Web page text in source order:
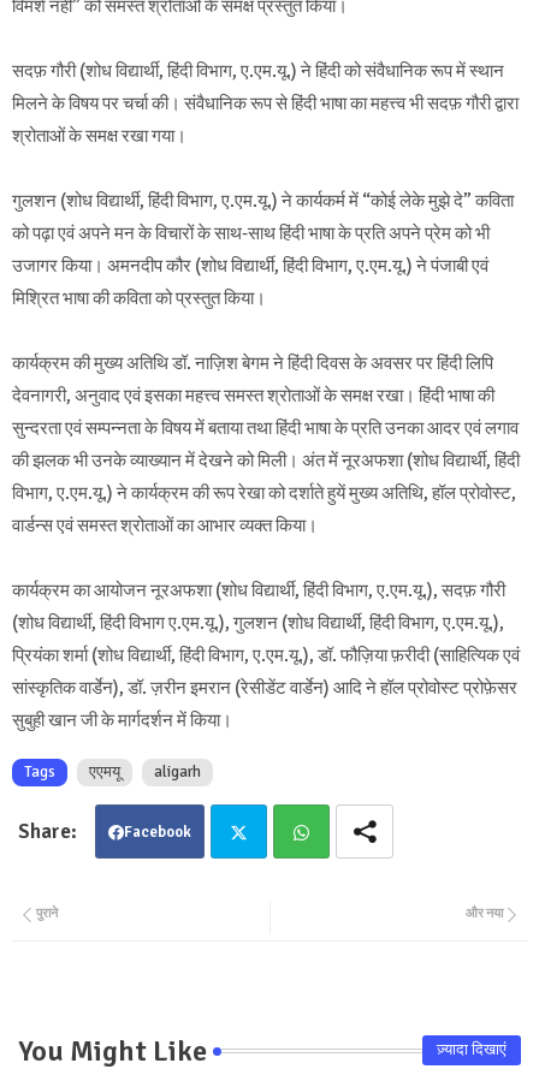
विमर्श नहीं” को समस्त श्रोताओं के समक्ष प्रस्तुत किया।
सदफ़ गौरी (शोध विद्यार्थी, हिंदी विभाग, ए.एम.यू.) ने हिंदी को संवैधानिक रूप में स्थान
मिलने के विषय पर चर्चा की। संवैधानिक रूप से हिंदी भाषा का महत्त्व भी सदफ़ गौरी द्वारा
श्रोताओं के समक्ष रखा गया।
गुलशन (शोध विद्यार्थी, हिंदी विभाग, ए.एम.यू.) ने कार्यकर्म में “कोई लेके मुझे दे” कविता
को पढ़ा एवं अपने मन के विचारों के साथ-साथ हिंदी भाषा के प्रति अपने प्रेम को भी
उजागर किया। अमनदीप कौर (शोध विद्यार्थी, हिंदी विभाग, ए.एम.यू.) ने पंजाबी एवं
मिश्रित भाषा की कविता को प्रस्तुत किया।
कार्यक्रम की मुख्य अतिथि डॉ. नाज़िश बेगम ने हिंदी दिवस के अवसर पर हिंदी लिपि
देवनागरी, अनुवाद एवं इसका महत्त्व समस्त श्रोताओं के समक्ष रखा। हिंदी भाषा की
सुन्दरता एवं सम्पन्नता के विषय में बताया तथा हिंदी भाषा के प्रति उनका आदर एवं लगाव
की झलक भी उनके व्याख्यान में देखने को मिली। अंत में नूरअफशा (शोध विद्यार्थी, हिंदी
विभाग, ए.एम.यू.) ने कार्यक्रम की रूप रेखा को दर्शाते हुयें मुख्य अतिथि, हॉल प्रोवोस्ट,
वार्डन्स एवं समस्त श्रोताओं का आभार व्यक्त किया।
कार्यक्रम का आयोजन नूरअफशा (शोध विद्यार्थी, हिंदी विभाग, ए.एम.यू.), सदफ़ गौरी
(शोध विद्यार्थी, हिंदी विभाग ए.एम.यू.), गुलशन (शोध विद्यार्थी, हिंदी विभाग, ए.एम.यू.),
प्रियंका शर्मा (शोध विद्यार्थी, हिंदी विभाग, ए.एम.यू.), डॉ. फौज़िया फ़रीदी (साहित्यिक एवं
सांस्कृतिक वार्डेन), डॉ. ज़रीन इमरान (रेसीडेंट वार्डेन) आदि ने हॉल प्रोवोस्ट प्रोफ़ेसर
सुबुही खान जी के मार्गदर्शन में किया।
Tags एएमयू aligarh
Facebook
और नया
पुराने
You Might Like ज़्यादा दिखाएं